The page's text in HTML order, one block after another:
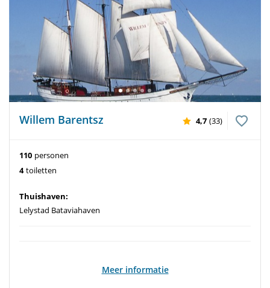
Willem Barentsz 4,7 (33)
110 personen
4 toiletten
Thuishaven:
Lelystad Bataviahaven
Meer informatie